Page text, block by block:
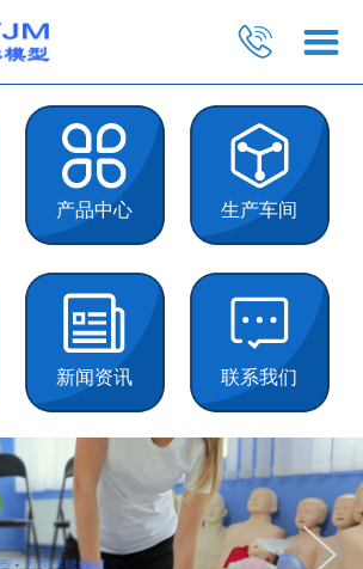
产品中心 生产车间
新闻资讯 联系我们